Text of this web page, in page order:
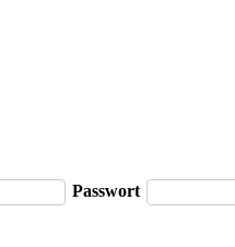
Passwort